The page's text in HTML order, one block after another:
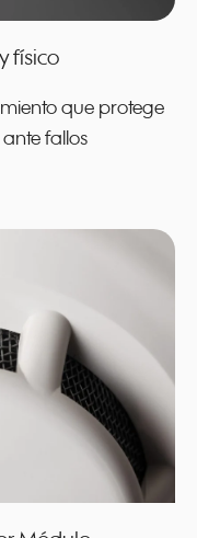
físico
que protege
fallos